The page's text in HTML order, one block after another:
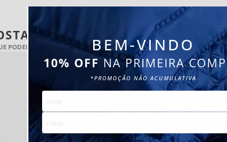
BEM-VINDO
10% OFF NA PRIMEIRA
*PROMOÇÃO NÃO ACUMULATIVA
TAMBÉM
PODEM COMPLETAR SEU BAR